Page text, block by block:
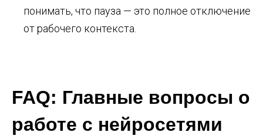
понимать, что пауза — это полное отключение
от рабочего контекста.
FAQ: Главные вопросы о
работе с нейросетями